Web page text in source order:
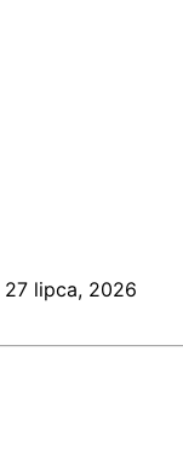
27 lipca, 2026